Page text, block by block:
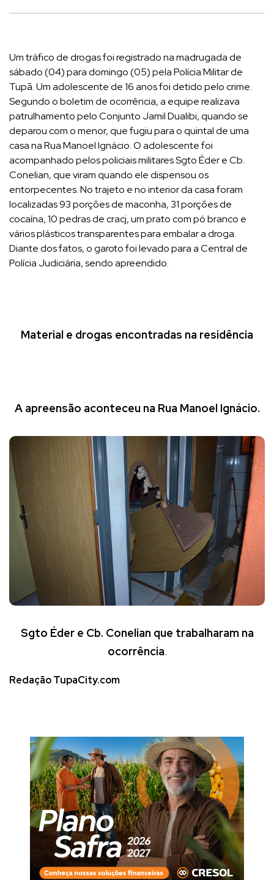
Um tráfico de drogas foi registrado na madrugada de
sábado (04) para domingo (05) pela Polícia Militar de
Tupã. Um adolescente de 16 anos foi detido pelo crime.
Segundo o boletim de ocorrência, a equipe realizava
patrulhamento pelo Conjunto Jamil Dualibi, quando se
deparou com o menor, que fugiu para o quintal de uma
casa na Rua Manoel Ignácio. O adolescente foi
acompanhado pelos policiais militares Sgto Éder e Cb.
Conelian, que viram quando ele dispensou os
entorpecentes. No trajeto e no interior da casa foram
localizadas 93 porções de maconha, 31 porções de
cocaína, 10 pedras de cracj, um prato com pó branco e
vários plásticos transparentes para embalar a droga.
Diante dos fatos, o garoto foi levado para a Central de
Polícia Judiciária, sendo apreendido.
Material e drogas encontradas na residência
A apreensão aconteceu na Rua Manoel Ignácio.
Sgto Éder e Cb. Conelian que trabalharam na
ocorrência.
Redação TupaCity.com